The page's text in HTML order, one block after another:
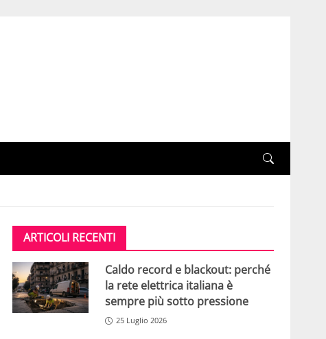
ARTICOLI RECENTI
Caldo record e blackout: perché
la rete elettrica italiana è
sempre più sotto pressione
25 Luglio 2026